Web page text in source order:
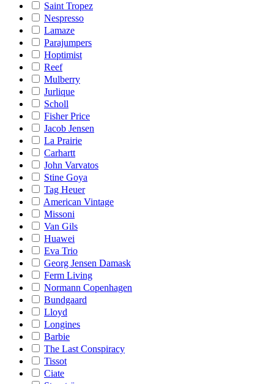
Saint Tropez
Nespresso
Lamaze
Parajumpers
Hoptimist
Reef
Mulberry
Jurlique
Scholl
Fisher Price
Jacob Jensen
La Prairie
Carhartt
John Varvatos
Stine Goya
Tag Heuer
American Vintage
Missoni
Van Gils
Huawei
Eva Trio
Georg Jensen Damask
Ferm Living
Normann Copenhagen
Bundgaard
Lloyd
Longines
Barbie
The Last Conspiracy
Tissot
Ciate